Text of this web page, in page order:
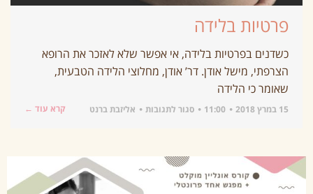
פרטיות בלידה
כשדנים בפרטיות בלידה, אי אפשר שלא לאזכר את הרופא
הצרפתי, מישל אודן. דר’ אודן, מחלוצי הלידה הטבעית,
שאומר כי הלידה
15 במרץ 2018 11:00 סגור לתגובות אליזבת ברנט קרא עוד ←